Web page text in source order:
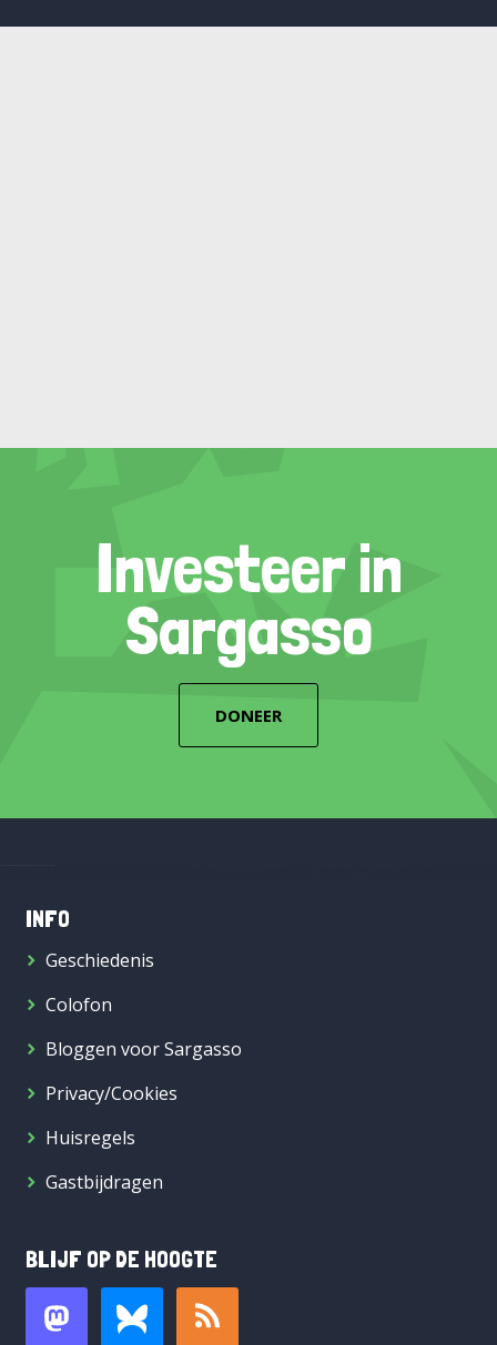
Investeer in
Sargasso
DONEER
INFO
Geschiedenis
Colofon
Bloggen voor Sargasso
Privacy/Cookies
Huisregels
Gastbijdragen
BLIJF OP DE HOOGTE